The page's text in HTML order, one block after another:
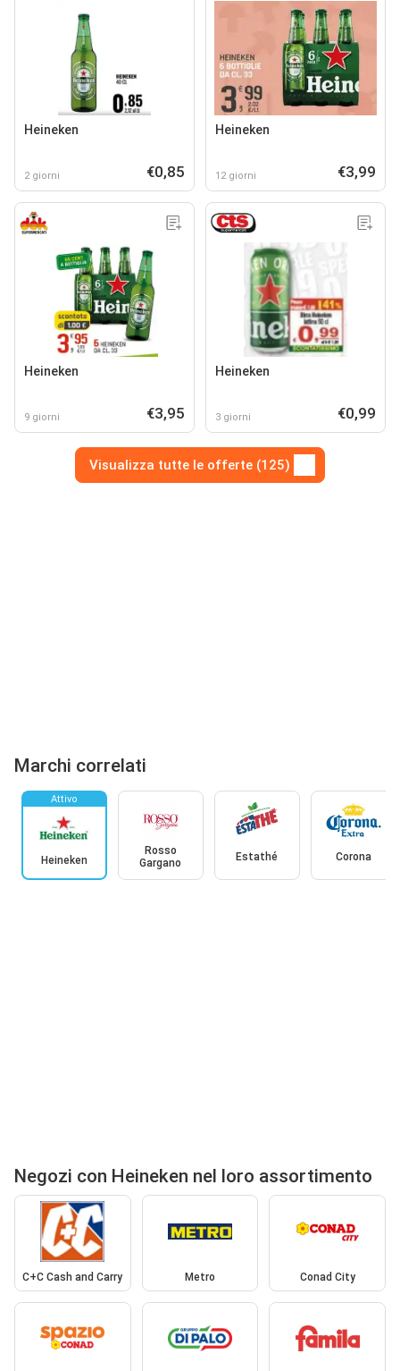
Heineken
2 giorni €0,85
Heineken
12 giorni €3,99
Heineken
9 giorni €3,95
Heineken
3 giorni €0,99
Visualizza tutte le offerte (125)
Marchi correlati
Attivo
Heineken
Rosso
Gargano
Estathé Corona
Negozi con Heineken nel loro assortimento
C+C Cash and Carry Metro Conad City